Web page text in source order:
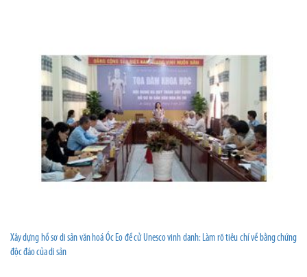
Xây dựng hồ sơ di sản văn hoá Óc Eo đề cử Unesco vinh danh: Làm rõ tiêu chí về bằng chứng
độc đáo của di sản